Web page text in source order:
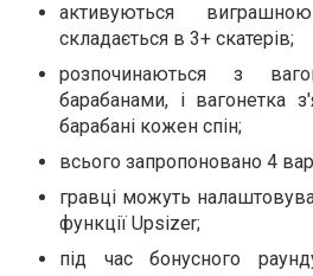
активуються
складається в 3+ скатерів;
розпочинаються з
барабанами, і вагонетка
барабані кожен спін;
всього запропоновано 4
гравці можуть
функції Upsizer;
під час бонусного